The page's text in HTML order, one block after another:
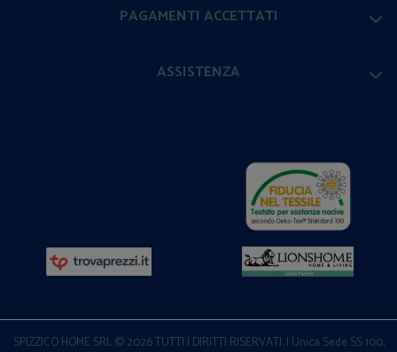
PAGAMENTI ACCETTATI
ASSISTENZA
SPIZZICO HOME SRL © 2026 TUTTI I DIRITTI RISERVATI. | Unica Sede SS 100,